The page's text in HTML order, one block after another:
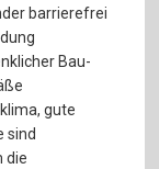
barrierefrei
Bau-
gute
sind
die